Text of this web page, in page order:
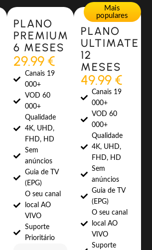
Most Popular
PLANO
PREMIUM
6 MESES
29.99 €
Canais 19
000+
VOD 60
000+
Qualidade
4K, UHD,
FHD, HD
Sem
anúncios
Guia de TV
(EPG)
O seu canal
local AO
VIVO
Suporte
Prioritário
Mais
populares
PLANO
ULTIMATE
12
MESES
49.99 €
Canais 19
000+
VOD 60
000+
Qualidade
4K, UHD,
FHD, HD
Sem
anúncios
Guia de TV
(EPG)
O seu canal
local AO
VIVO
Suporte